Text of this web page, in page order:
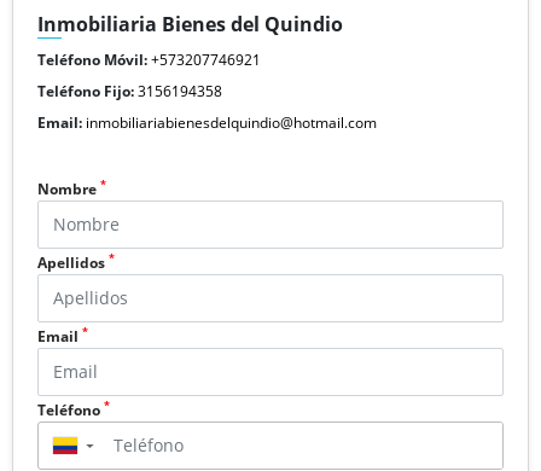
Inmobiliaria Bienes del Quindio
Teléfono Móvil:+573207746921
Teléfono Fijo:3156194358
Email: inmobiliariabienesdelquindio@hotmail.com
Nombre *
Apellidos *
Email *
Teléfono *
▼